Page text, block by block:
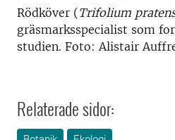
Rödköver (Trifolium
gräsmarksspecialist som
studien. Foto: Alistair
Relaterade sidor: